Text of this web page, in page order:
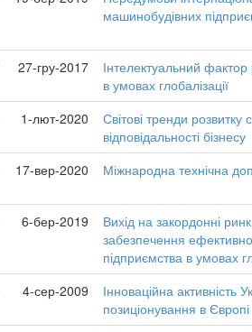
машинобудівних
27-гру-2017
Інтелектуальний фактор
в умовах глобалізації
1-лют-2020
Світові тренди розвитку
відповідальності бізнесу
17-вер-2020 Міжнародна технічна
6-бер-2019
Вихід на закордонні
забезпечення
підприємства в умовах
4-сер-2009
Інноваційна активність
позиціонування в Європі